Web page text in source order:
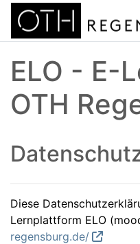
Zum Hauptinhalt
ELO - E-
OTH
Diese
Lernplattform ELO
regensburg.de/